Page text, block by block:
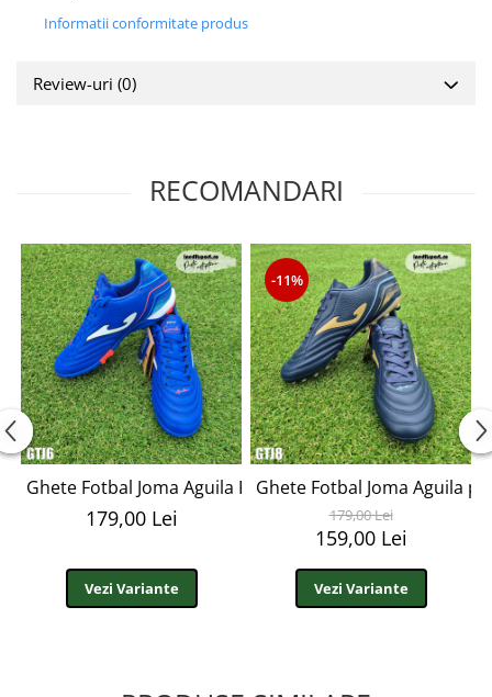
Informatii conformitate produs
Review-uri (0)
RECOMANDARI
Ghete Fotbal Joma Aguila Royal Turf - GTJ6
179,00 Lei
Vezi Variante
-11%
Ghete Fotbal Joma Aguila
179,00 Lei
159,00 Lei
Vezi Variante